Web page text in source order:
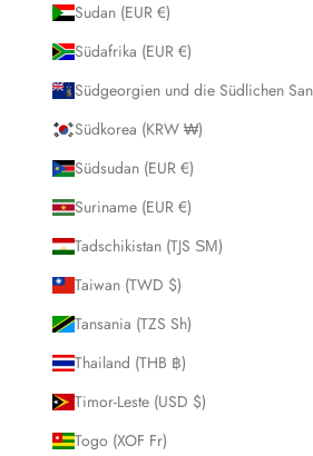
Sudan (EUR €)
Südafrika (EUR €)
Südgeorgien und die Südlichen
Südkorea (KRW ₩)
Südsudan (EUR €)
Suriname (EUR €)
Tadschikistan (TJS ЅМ)
Taiwan (TWD $)
Tansania (TZS Sh)
Thailand (THB ฿)
Timor-Leste (USD $)
Togo (XOF Fr)